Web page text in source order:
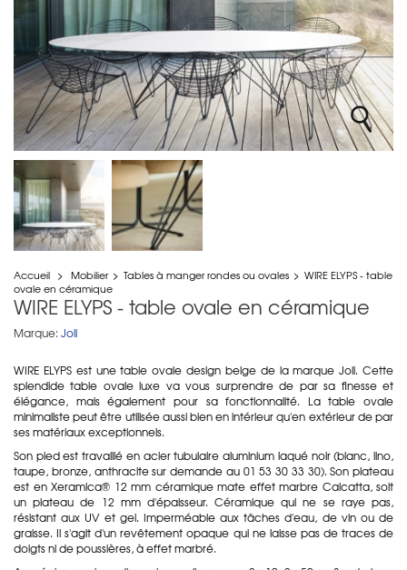
Accueil > Mobilier > Tables à manger rondes ou ovales > WIRE ELYPS - table
ovale en céramique
WIRE ELYPS - table ovale en céramique
Marque: Joli
WIRE ELYPS est une table ovale design belge de la marque Joli. Cette
splendide table ovale luxe va vous surprendre de par sa finesse et
élégance, mais également pour sa fonctionnalité. La table ovale
minimaliste peut être utilisée aussi bien en intérieur qu'en extérieur de par
ses matériaux exceptionnels.
Son pied est travaillé en acier tubulaire aluminium laqué noir (blanc, lino,
taupe, bronze, anthracite sur demande au 01 53 30 33 30). Son plateau
est en Xeramica® 12 mm céramique mate effet marbre Calcatta, soit
un plateau de 12 mm d'épaisseur. Céramique qui ne se raye pas,
résistant aux UV et gel. Imperméable aux tâches d'eau, de vin ou de
graisse. Il s'agit d'un revêtement opaque qui ne laisse pas de traces de
doigts ni de poussières, à effet marbré.